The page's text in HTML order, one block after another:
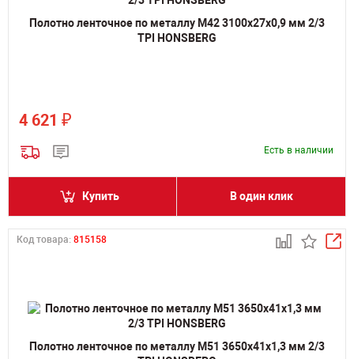
Полотно ленточное по металлу M42 3100х27х0,9 мм 2/3
TPI HONSBERG
4 621 ₽
Есть в наличии
Купить В один клик
Код товара: 815158
Полотно ленточное по металлу M51 3650х41х1,3 мм 2/3